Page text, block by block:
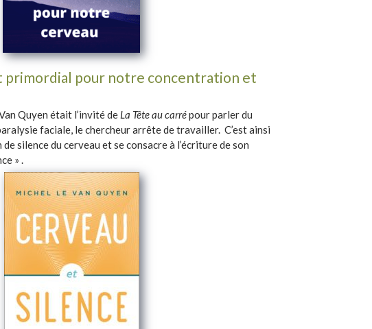
primordial pour notre concentration et
Quyen était l’invité de La Tête au carrépour parler du
faciale, le chercheur arrête de travailler. C’est ainsi
silence du cerveau et se consacre à l’écriture de son
» .